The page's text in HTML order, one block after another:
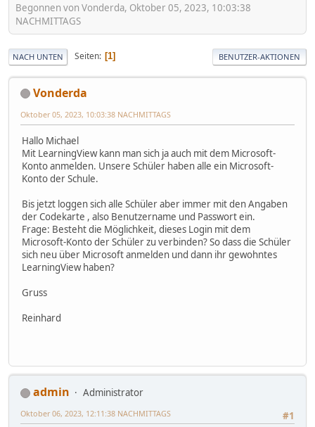
Begonnen von Vonderda, Oktober 05, 2023, 10:03:38
NACHMITTAGS
NACH UNTEN Seiten 1 BENUTZER-AKTIONEN
Vonderda
Oktober 05, 2023, 10:03:38 NACHMITTAGS
Hallo Michael
Mit LearningView kann man sich ja auch mit dem Microsoft-
Konto anmelden. Unsere Schüler haben alle ein Microsoft-
Konto der Schule.
Bis jetzt loggen sich alle Schüler aber immer mit den Angaben
der Codekarte , also Benutzername und Passwort ein.
Frage: Besteht die Möglichkeit, dieses Login mit dem
Microsoft-Konto der Schüler zu verbinden? So dass die Schüler
sich neu über Microsoft anmelden und dann ihr gewohntes
LearningView haben?
Gruss
Reinhard
admin
Administrator
#1
Oktober 06, 2023, 12:11:38 NACHMITTAGS